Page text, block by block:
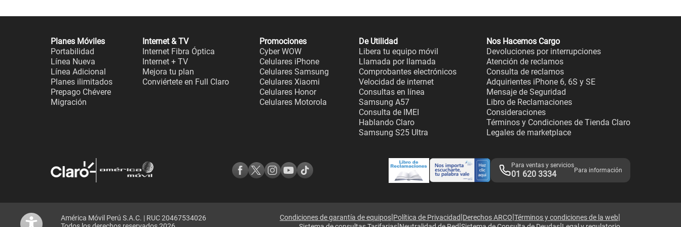
Planes Móviles
Portabilidad
Línea Nueva
Línea Adicional
Planes ilimitados
Prepago Chévere
Migración
Internet & TV
Internet Fibra Óptica
Internet + TV
Mejora tu plan
Conviértete en Full Claro
Promociones
Cyber WOW
Celulares iPhone
Celulares Samsung
Celulares Xiaomi
Celulares Honor
Celulares Motorola
De Utilidad
Libera tu equipo móvil
Llamada por llamada
Comprobantes electrónicos
Velocidad de internet
Consultas en línea
Samsung A57
Consulta de IMEI
Hablando Claro
Samsung S25 Ultra
Nos Hacemos Cargo
Devoluciones por interrupciones
Atención de reclamos
Consulta de reclamos
Adquirientes iPhone 6, 6S y SE
Mensaje de Seguridad
Libro de Reclamaciones
Consideraciones
Términos y Condiciones de Tienda Claro
Legales de marketplace
Para ventas y servicios
01 620 3334 Para información
América Móvil Perú S.A.C. | RUC 20467534026
Condiciones de garantía de equipos|Política de Privacidad|Derechos ARCO|Términos y condiciones de la web|